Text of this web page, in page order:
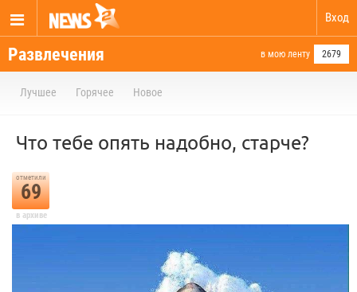
Вход
Развлечения в мою ленту 2679
Лучшее Горячее Новое
Что тебе опять надобно, старче?
отметили
69
в архиве